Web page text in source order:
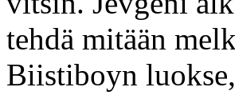
tehdä mitään
Biistiboyn